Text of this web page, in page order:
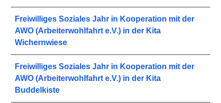
Freiwilliges Soziales Jahr in Kooperation mit der
AWO (Arbeiterwohlfahrt e.V.) in der Kita
Wichernwiese
Freiwilliges Soziales Jahr in Kooperation mit der
AWO (Arbeiterwohlfahrt e.V.) in der Kita
Buddelkiste